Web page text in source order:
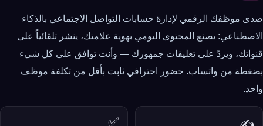
صدى موظفك الرقمي لإدارة حسابات التواصل الاجتماعي بالذكاء
الاصطناعي: يصنع المحتوى اليومي بهوية علامتك، ينشر تلقائياً على
قنواتك، ويردّ على تعليقات جمهورك — وأنت توافق على كل شيء
بضغطة من واتساب. حضور احترافي ثابت بأقل من تكلفة موظف
واحد.
✅